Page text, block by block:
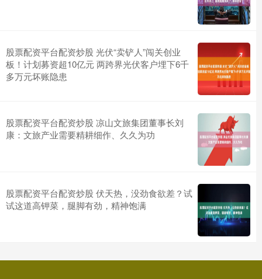
股票配资平台配资炒股 光伏“卖铲人”闯关创业
板！计划募资超10亿元 两跨界光伏客户埋下6千
多万元坏账隐患
股票配资平台配资炒股 凉山文旅集团董事长刘
康：文旅产业需要精耕细作、久久为功
股票配资平台配资炒股 伏天热，没劲食欲差？试
试这道高钾菜，腿脚有劲，精神饱满